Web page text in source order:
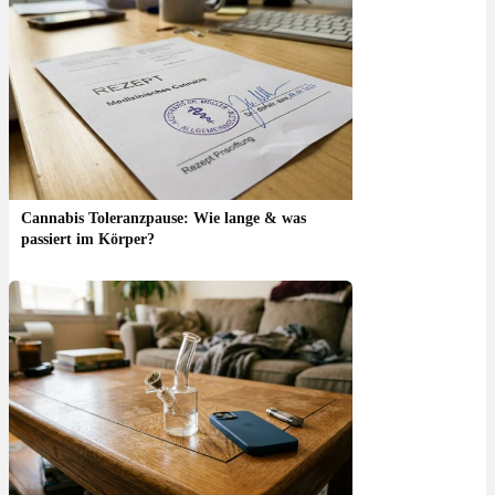
Cannabis Toleranzpause: Wie lange & was
passiert im Körper?